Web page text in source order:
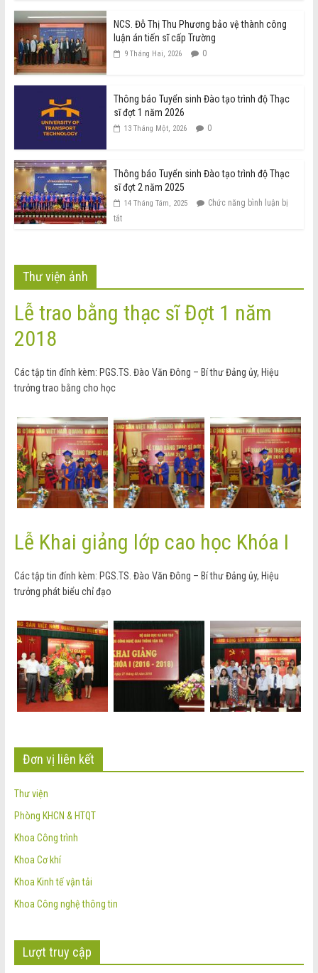
NCS. Đỗ Thị Thu Phương bảo vệ thành công
luận án tiến sĩ cấp Trường
9 Tháng Hai, 2026 0
Thông báo Tuyển sinh Đào tạo trình độ Thạc
sĩ đợt 1 năm 2026
13 Tháng Một, 2026 0
Thông báo Tuyển sinh Đào tạo trình độ Thạc
sĩ đợt 2 năm 2025
14 Tháng Tám, 2025
Chức năng bình luận bị
tắt
Thư viện ảnh
Lễ trao bằng thạc sĩ Đợt 1 năm
2018
Các tập tin đính kèm: PGS.TS. Đào Văn Đông – Bí thư Đảng ủy, Hiệu
trưởng trao bằng cho học
Lễ Khai giảng lớp cao học Khóa I
Các tập tin đính kèm: PGS.TS. Đào Văn Đông – Bí thư Đảng ủy, Hiệu
trưởng phát biểu chỉ đạo
Đơn vị liên kết
Thư viện
Phòng KHCN & HTQT
Khoa Công trình
Khoa Cơ khí
Khoa Kinh tế vận tải
Khoa Công nghệ thông tin
Lượt truy cập